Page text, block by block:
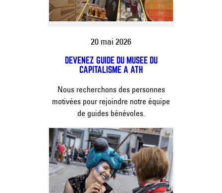
20 mai 2026
DEVENEZ GUIDE DU MUSÉE DU
CAPITALISME À ATH
Nous recherchons des personnes
motivées pour rejoindre notre équipe
de guides bénévoles.